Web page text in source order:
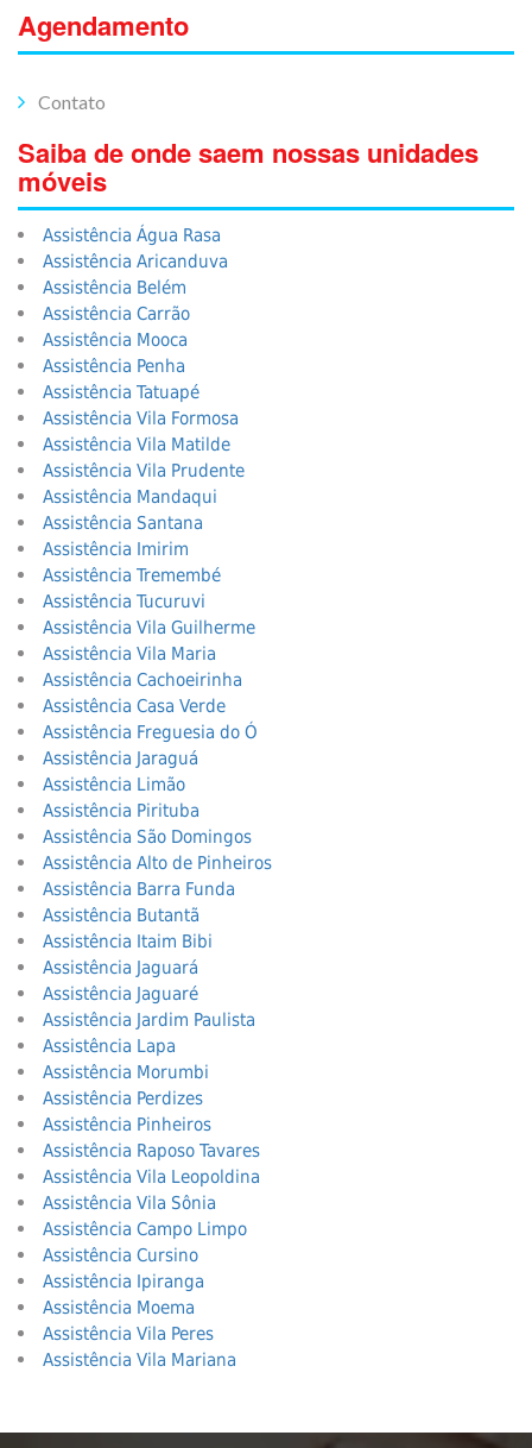
Agendamento
Contato
Saiba de onde saem nossas unidades
móveis
Assistência Água Rasa
Assistência Aricanduva
Assistência Belém
Assistência Carrão
Assistência Mooca
Assistência Penha
Assistência Tatuapé
Assistência Vila Formosa
Assistência Vila Matilde
Assistência Vila Prudente
Assistência Mandaqui
Assistência Santana
Assistência Imirim
Assistência Tremembé
Assistência Tucuruvi
Assistência Vila Guilherme
Assistência Vila Maria
Assistência Cachoeirinha
Assistência Casa Verde
Assistência Freguesia do Ó
Assistência Jaraguá
Assistência Limão
Assistência Pirituba
Assistência São Domingos
Assistência Alto de Pinheiros
Assistência Barra Funda
Assistência Butantã
Assistência Itaim Bibi
Assistência Jaguará
Assistência Jaguaré
Assistência Jardim Paulista
Assistência Lapa
Assistência Morumbi
Assistência Perdizes
Assistência Pinheiros
Assistência Raposo Tavares
Assistência Vila Leopoldina
Assistência Vila Sônia
Assistência Campo Limpo
Assistência Cursino
Assistência Ipiranga
Assistência Moema
Assistência Vila Peres
Assistência Vila Mariana